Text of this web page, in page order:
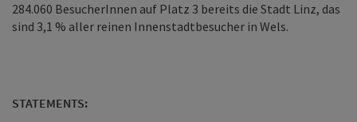
284.060 BesucherInnen auf Platz 3 bereits die Stadt Linz, das
sind 3,1 % aller reinen Innenstadtbesucher in Wels.
STATEMENTS: